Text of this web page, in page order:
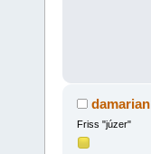
damarian
Friss "júzer"